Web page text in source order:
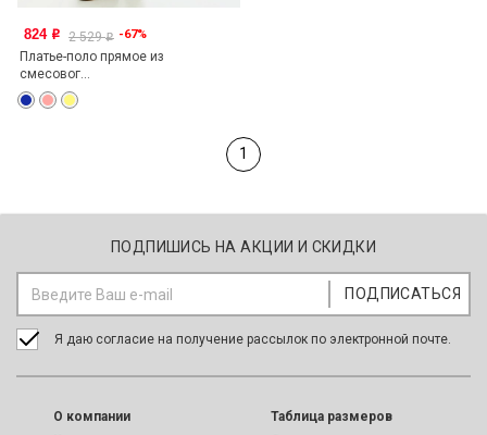
824 o 2 529o -67%
Платье-поло прямое из
смесовог...
1
ПОДПИШИСЬ НА АКЦИИ И СКИДКИ
Я даю согласие на получение рассылок по электронной почте.
O компании
Таблица размеров